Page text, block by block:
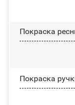
Покраска
Покраска